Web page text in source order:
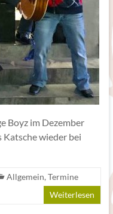
Boyz im Dezember
Katsche wieder bei
Allgemein, Termine
Weiterlesen